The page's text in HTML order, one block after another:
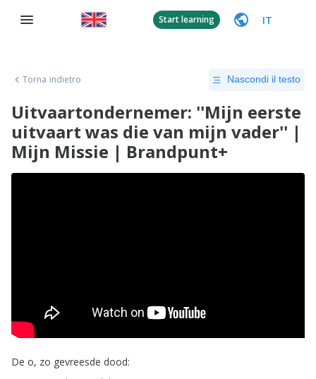
Start learning IT
Torna indietro Nascondi il testo
Uitvaartondernemer: ''Mijn eerste
uitvaart was die van mijn vader'' |
Mijn Missie | Brandpunt+
De o, zo gevreesde dood: